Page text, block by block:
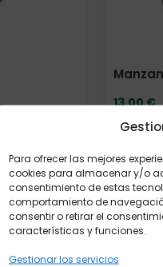
Para ofrecer las mejores
cookies para almacenar y/o
consentimiento de estas
comportamiento de
consentir o retirar el
características y funciones.
Gestionar los servicios
13,00€
Elige: